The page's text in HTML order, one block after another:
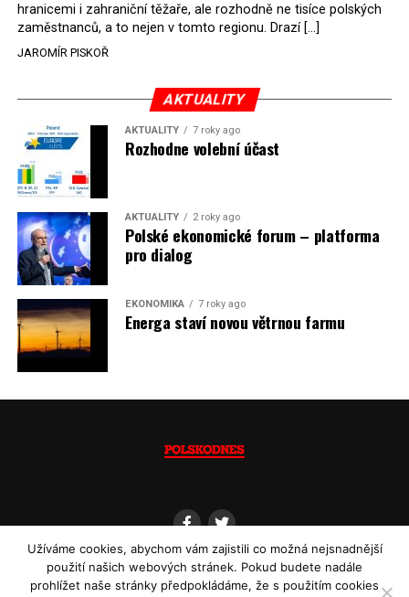
Rozhodnutí polského ministra spravedlnosti jistě potěší
německé, české a polské ekology, kteří žalobu u
správního soudu podali, ale také německé a české
možná vozit své hnědé uhlí. ČEZ bude také spokojen –
škrtnutím 7 % elektřiny znamená totiž pro Polsko zcela
neplánované a nečekané skokové zvýšení závislosti na
dovozu elektřiny už od roku 2027.
(psáno pro info.cz)
hranicemi i zahraniční těžaře, ale rozhodně ne tisíce polských
zaměstnanců, a to nejen v tomto regionu. Drazí […]
JAROMÍR PISKOŘ
AKTUALITY
AKTUALITY 7 roky ago
Rozhodne volební účast
AKTUALITY 2 roky ago
Polské ekonomické forum – platforma
pro dialog
EKONOMIKA 7 roky ago
Energa staví novou větrnou farmu
Užíváme cookies, abychom vám zajistili co možná nejsnadnější
použití našich webových stránek. Pokud budete nadále
prohlížet naše stránky předpokládáme, že s použitím cookies